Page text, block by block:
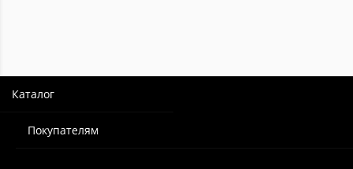
Каталог
Покупателям